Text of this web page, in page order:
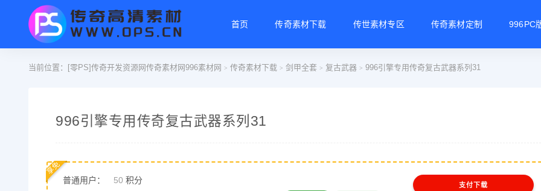
首页 传奇素材下载 传世素材专区 传奇素材定制 996PC
当前位置： [零PS]传奇开发资源网传奇素材网996素材网 > 传奇素材下载 > 剑甲全套 > 复古武器 > 996引擎专用传奇复古武器系列31
996引擎专用传奇复古武器系列31
普通用户： 50 积分
享免
支付下载